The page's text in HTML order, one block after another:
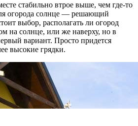
стабильно втрое выше, чем где-то
огорода солнце — решающий
выбор, располагать ли огород
на солнце, или же наверху, но в
вариант. Просто придется
высокие грядки.